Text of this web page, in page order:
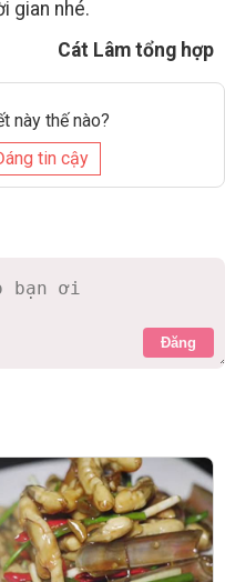
gian nhé.
Cát Lâm tổng hợp
này thế nào?
tin cậy
Đăng